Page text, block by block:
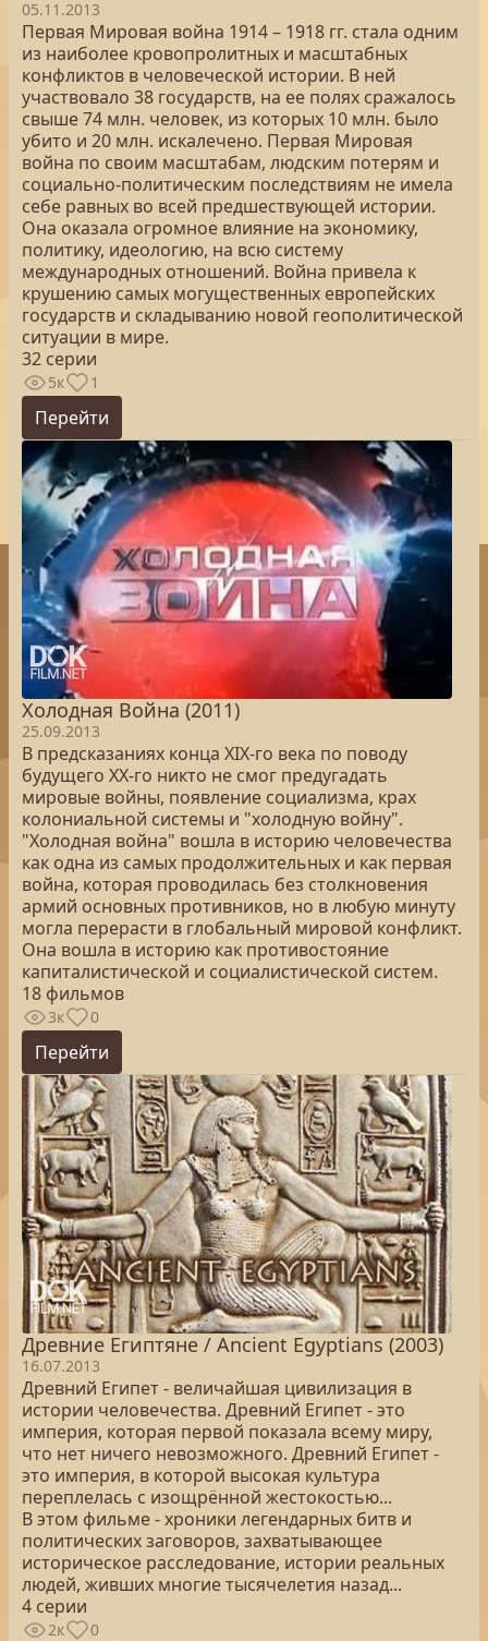
05.11.2013
Первая Мировая война 1914 – 1918 гг. стала одним
из наиболее кровопролитных и масштабных
конфликтов в человеческой истории. В ней
участвовало 38 государств, на ее полях сражалось
свыше 74 млн. человек, из которых 10 млн. было
убито и 20 млн. искалечено. Первая Мировая
война по своим масштабам, людским потерям и
социально-политическим последствиям не имела
себе равных во всей предшествующей истории.
Она оказала огромное влияние на экономику,
политику, идеологию, на всю систему
международных отношений. Война привела к
крушению самых могущественных европейских
государств и складыванию новой геополитической
ситуации в мире.
32 серии
5к 1
Перейти
Холодная Война (2011)
25.09.2013
В предсказаниях конца XIX-го века по поводу
будущего XX-го никто не смог предугадать
мировые войны, появление социализма, крах
колониальной системы и "холодную войну".
"Холодная война" вошла в историю человечества
как одна из самых продолжительных и как первая
война, которая проводилась без столкновения
армий основных противников, но в любую минуту
могла перерасти в глобальный мировой конфликт.
Она вошла в историю как противостояние
капиталистической и социалистической систем.
18 фильмов
3к 0
Перейти
Древние Египтяне / Ancient Egyptians (2003)
16.07.2013
Древний Египет - величайшая цивилизация в
истории человечества. Древний Египет - это
империя, которая первой показала всему миру,
что нет ничего невозможного. Древний Египет -
это империя, в которой высокая культура
переплелась с изощрённой жестокостью...
В этом фильме - хроники легендарных битв и
политических заговоров, захватывающее
историческое расследование, истории реальных
людей, живших многие тысячелетия назад...
4 серии
2к 0